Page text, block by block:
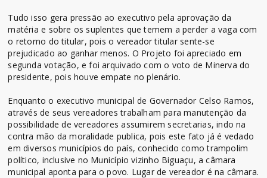
Tudo isso gera pressão ao executivo pela aprovação da
matéria e sobre os suplentes que temem a perder a vaga com
o retorno do titular, pois o vereador titular sente-se
prejudicado ao ganhar menos. O Projeto foi apreciado em
segunda votação, e foi arquivado com o voto de Minerva do
presidente, pois houve empate no plenário.
Enquanto o executivo municipal de Governador Celso Ramos,
através de seus vereadores trabalham para manutenção da
possibilidade de vereadores assumirem secretarias, indo na
contra mão da moralidade publica, pois este fato já é vedado
em diversos municípios do país, conhecido como trampolim
político, inclusive no Município vizinho Biguaçu, a câmara
municipal aponta para o povo. Lugar de vereador é na câmara.